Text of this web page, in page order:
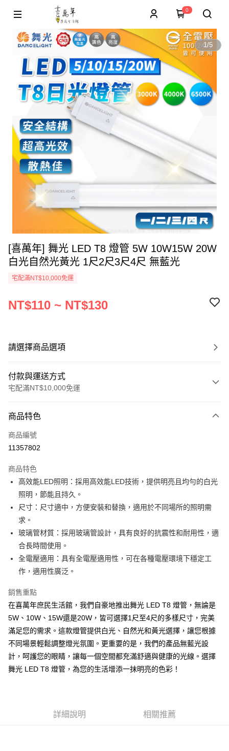
0
1/5
[喜萬年] 舞光 LED T8 燈管 5W 10W15W 20W
白光自然光黃光 1尺2尺3尺4尺 無藍光
宅配滿NT$10,000免運
NT$110 ~ NT$130
請選擇商品選項
付款與運送方式
宅配滿NT$10,000免運
信用卡一次付款
ATM付款
運送方式
宅配
每筆NT$160，滿NT$10,000(含以上)免運費
商品特色
商品編號
11357802
商品特色
高效能LED照明：採用高效能LED技術，提供明亮且均勻的白光
照明，節能且持久。
尺寸：尺寸適中，方便安裝和替換，適用於不同場所的照明需
求。
玻璃管材質：採用玻璃管設計，具有良好的抗震性和耐用性，適
合長時間使用。
全電壓適用：具有全電壓適用性，可在各種電壓環境下穩定工
作，適用性廣泛。
銷售重點
在喜萬年庶民生活館，我們自豪地推出舞光 LED T8 燈管，無論是
5W、10W、15W還是20W，皆可選擇1尺至4尺的多樣尺寸，完美
滿足您的需求。這款燈管提供白光、自然光和黃光選擇，讓您根據
不同場景輕鬆調整燈光氛圍。更重要的是，我們的產品無藍光設
計，呵護您的眼睛，讓每一個空間都充滿舒適與健康的光線。選擇
舞光 LED T8 燈管，為您的生活增添一抹明亮的色彩！
詳細說明 相關推薦